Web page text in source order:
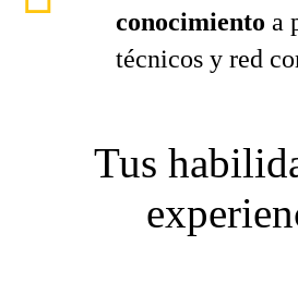
conocimiento a
técnicos y red
Tus